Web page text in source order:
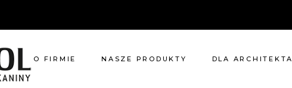
O FIRMIE NASZE PRODUKTY DLA ARCHITEKTA